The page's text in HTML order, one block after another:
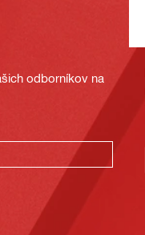
odborníkov na